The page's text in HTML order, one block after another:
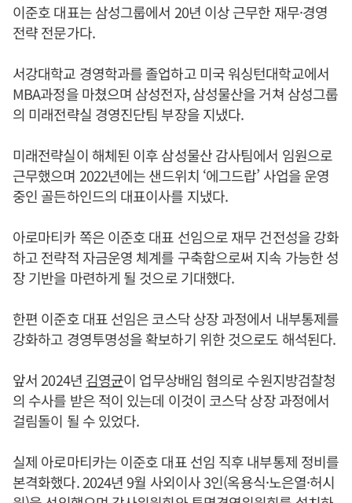
이준호 대표는 삼성그룹에서 20년 이상 근무한 재무·경영
전략 전문가다.
서강대학교 경영학과를 졸업하고 미국 워싱턴대학교에서
MBA과정을 마쳤으며 삼성전자, 삼성물산을 거쳐 삼성그룹
의 미래전략실 경영진단팀 부장을 지냈다.
미래전략실이 해체된 이후 삼성물산 감사팀에서 임원으로
근무했으며 2022년에는 샌드위치 ‘에그드랍’ 사업을 운영
중인 골든하인드의 대표이사를 지냈다.
아로마티카 쪽은 이준호 대표 선임으로 재무 건전성을 강화
하고 전략적 자금운영 체계를 구축함으로써 지속 가능한 성
장 기반을 마련하게 될 것으로 기대했다.
한편 이준호 대표 선임은 코스닥 상장 과정에서 내부통제를
강화하고 경영투명성을 확보하기 위한 것으로도 해석된다.
앞서 2024년 김영균이 업무상배임 혐의로 수원지방검찰청
의 수사를 받은 적이 있는데 이것이 코스닥 상장 과정에서
걸림돌이 될 수 있었다.
실제 아로마티카는 이준호 대표 선임 직후 내부통제 정비를
본격화했다. 2024년 9월 사외이사 3인(옥용식·노은열·허시